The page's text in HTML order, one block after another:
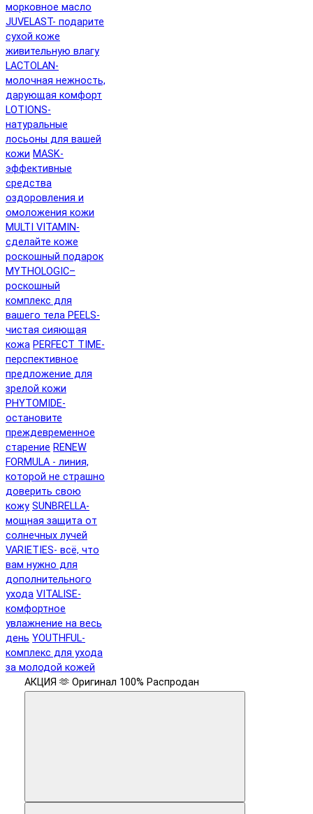
морковное масло
JUVELAST- подарите
сухой коже
живительную влагу
LACTOLAN-
молочная нежность,
дарующая комфорт
LOTIONS-
натуральные
лосьоны для вашей
кожи MASK-
эффективные
средства
оздоровления и
омоложения кожи
MULTI VITAMIN-
сделайте коже
роскошный подарок
MYTHOLOGIC–
роскошный
комплекс для
вашего тела PEELS-
чистая сияющая
кожа PERFECT TIME-
перспективное
предложение для
зрелой кожи
PHYTOMIDE-
остановите
преждевременное
старение RENEW
FORMULA - линия,
которой не страшно
доверить свою
кожу SUNBRELLA-
мощная защита от
солнечных лучей
VARIETIES- всё, что
вам нужно для
дополнительного
ухода VITALISE-
комфортное
увлажнение на весь
день YOUTHFUL-
комплекс для ухода
за молодой кожей
АКЦИЯ 🫶 Оригинал 100% Распродан